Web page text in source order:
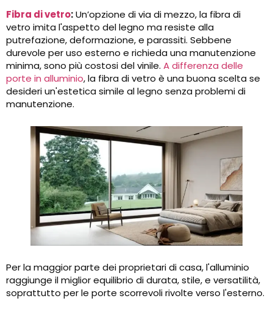
Fibra di vetro:Un’opzione di via di mezzo, la fibra di
vetro imita l'aspetto del legno ma resiste alla
putrefazione, deformazione, e parassiti. Sebbene
durevole per uso esterno e richieda una manutenzione
minima, sono più costosi del vinile. A differenza delle
porte in alluminio, la fibra di vetro è una buona scelta se
desideri un'estetica simile al legno senza problemi di
manutenzione.
Per la maggior parte dei proprietari di casa, l'alluminio
raggiunge il miglior equilibrio di durata, stile, e versatilità,
soprattutto per le porte scorrevoli rivolte verso l'esterno.